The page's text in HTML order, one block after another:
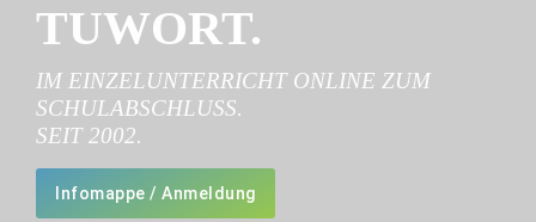
TUWORT.
IM EINZELUNTERRICHT ONLINE ZUM
SCHULABSCHLUSS.
SEIT 2002.
Infomappe / Anmeldung